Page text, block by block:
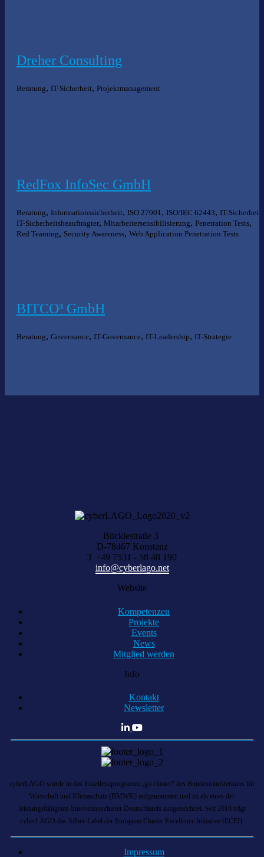
Dreher Consulting
Beratung, IT-Sicherheit, Projektmanagement
RedFox InfoSec GmbH
Beratung, Informationssicherheit, ISO 27001 , ISO/IEC 62443, IT-Sicherheit
IT-Sicherheitsbeauftragter, Mitarbeitersensibilisierung, Penetration Tests,
Red Teaming, Security Awareness, Web Application Penetration Tests
BITCO³ GmbH
Beratung, Governance, IT-Governance, IT-Leadership, IT-Strategie
Bücklestraße 3
D-78467 Konstanz
T +49 7531 - 58 48 190
info@cyberlago.net
Website
Kompetenzen
Projekte
Events
News
Mitglied werden
Info
Kontakt
Newsletter
cyberLAGO wurde in das Exzellenzprogramm „go cluster“ des Bundesministeriums für
Wirtschaft und Klimaschutz (BMWK) aufgenommen und ist als eines der
leistungsfähigsten Innovationscluster Deutschlands ausgezeichnet. Seit 2019 trägt
cyberLAGO das Silber-Label der European Cluster Excellence Initiative (ECEI).
Impressum